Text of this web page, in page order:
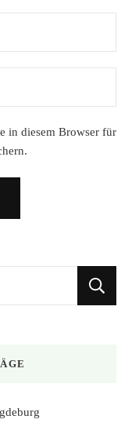
in diesem Browser für